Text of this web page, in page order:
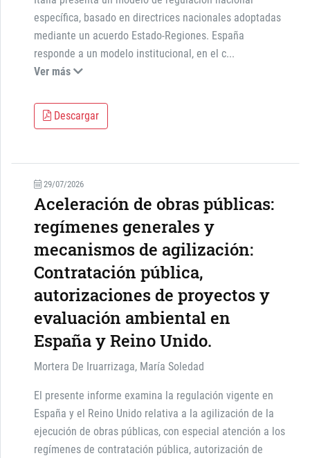
específica, basado en directrices nacionales adoptadas
mediante un acuerdo Estado-Regiones. España
responde a un modelo institucional, en el c...
Ver más
Descargar
29/07/2026
Aceleración de obras públicas:
regímenes generales y
mecanismos de agilización:
Contratación pública,
autorizaciones de proyectos y
evaluación ambiental en
España y Reino Unido.
Mortera De Iruarrizaga, María Soledad
El presente informe examina la regulación vigente en
España y el Reino Unido relativa a la agilización de la
ejecución de obras públicas, con especial atención a los
regímenes de contratación pública, autorización de